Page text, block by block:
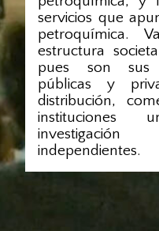
servicios que
petroquímica.
estructura
pues son sus
públicas y
distribución,
instituciones
independientes.